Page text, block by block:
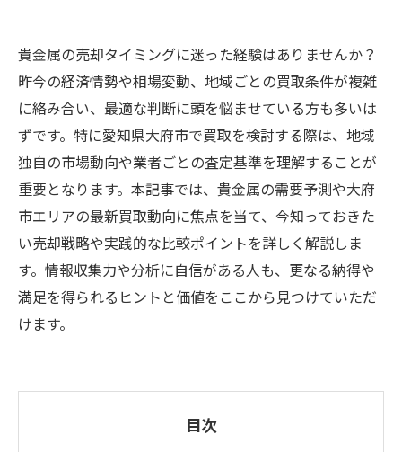
貴金属の売却タイミングに迷った経験はありませんか？
昨今の経済情勢や相場変動、地域ごとの買取条件が複雑
に絡み合い、最適な判断に頭を悩ませている方も多いは
ずです。特に愛知県大府市で買取を検討する際は、地域
独自の市場動向や業者ごとの査定基準を理解することが
重要となります。本記事では、貴金属の需要予測や大府
市エリアの最新買取動向に焦点を当て、今知っておきた
い売却戦略や実践的な比較ポイントを詳しく解説しま
す。情報収集力や分析に自信がある人も、更なる納得や
満足を得られるヒントと価値をここから見つけていただ
けます。
目次